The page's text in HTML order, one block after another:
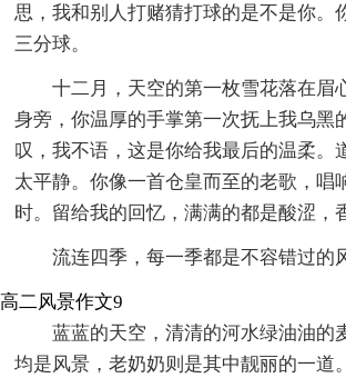
思，我和别人打赌猜打球的是不是你。
三分球。
十二月，天空的第一枚雪花落在眉
身旁，你温厚的手掌第一次抚上我乌黑
叹，我不语，这是你给我最后的温柔。
太平静。你像一首仓皇而至的老歌，唱
时。留给我的回忆，满满的都是酸涩
流连四季，每一季都是不容错过的
高二风景作文9
蓝蓝的天空，清清的河水绿油油的
均是风景，老奶奶则是其中靓丽的一道。